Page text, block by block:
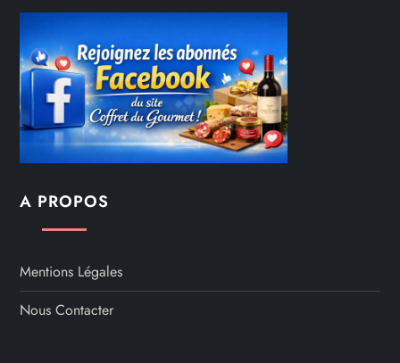
A PROPOS
Mentions Légales
Nous Contacter